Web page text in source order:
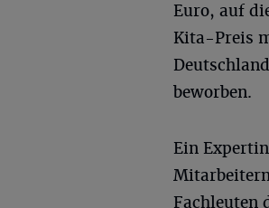
Euro, auf
Kita-Preis
beworben.
Ein
Fachleuten